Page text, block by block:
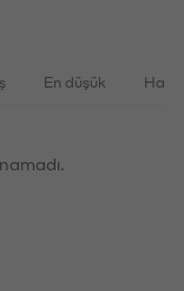
En düşük